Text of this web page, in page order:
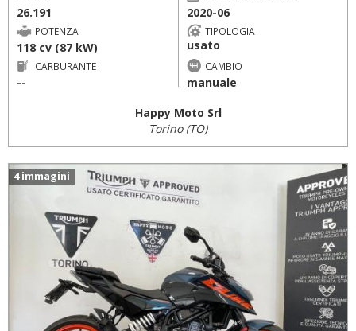
26.191 2020-06
POTENZA
118 cv (87 kW)
TIPOLOGIA
usato
CARBURANTE
--
CAMBIO
manuale
Happy Moto Srl
Torino (TO)
4 immagini